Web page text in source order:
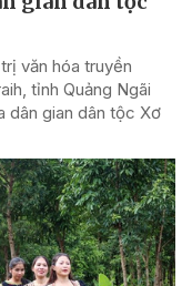
văn hóa truyền
tỉnh Quảng Ngãi
dân gian dân tộc Xơ